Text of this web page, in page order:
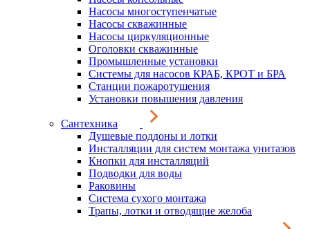
Насосы многоступенчатые
Насосы скважинные
Насосы циркуляционные
Оголовки скважинные
Промышленные установки
Системы для насосов КРАБ, КРОТ и БРА
Станции пожаротушения
Установки повышения давления
Сантехника
Душевые поддоны и лотки
Инсталляции для систем монтажа унитазов
Кнопки для инсталляций
Подводки для воды
Раковины
Система сухого монтажа
Трапы, лотки и отводящие желоба